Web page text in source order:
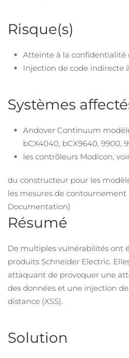
Risque(s)
Atteinte à la confidentialité
Injection de code indirecte
Systèmes
Andover Continuum
bCX4040, bCX9640, 9900,
les contrôleurs Modicon,
du constructeur pour les
les mesures de contournement
Documentation)
Résumé
De multiples vulnérabilités ont
produits Schneider Electric.
attaquant de provoquer une
des données et une injection
distance (XSS).
Solution